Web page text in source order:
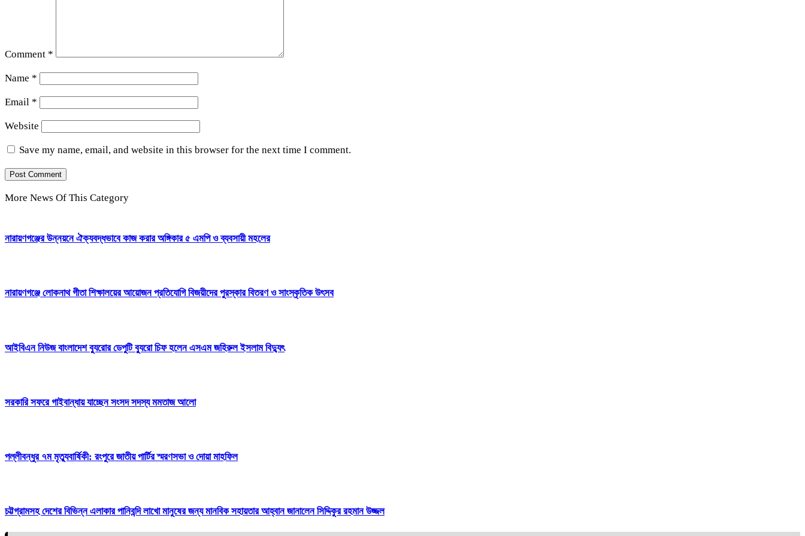
Comment *
Name *
Email *
Website
Save my name, email, and website in this browser for the next time I comment.
More News Of This Category
নারায়ণগঞ্জের উন্নয়নে ঐক্যবদ্ধভাবে কাজ করার অঙ্গিকার ৫ এমপি ও ব্যবসায়ী মহলের
নারায়ণগঞ্জে লোকনাথ গীতা শিক্ষালয়ের আয়োজন প্রতিযোগি বিজয়ীদের পুরস্কার বিতরণ ও সাংস্কৃতিক উৎসব
আইবিএন নিউজ বাংলাদেশ ব্যুরোর ডেপুটি ব্যুরো চিফ হলেন এসএম জহিরুল ইসলাম বিদ্যুৎ
সরকারি সফরে গাইবান্ধায় যাচ্ছেন সংসদ সদস্য মমতাজ আলো
পল্লীবন্ধুর ৭ম মৃত্যুবার্ষিকী: রংপুরে জাতীয় পার্টির স্মরণসভা ও দোয়া মাহফিল
চট্টগ্রামসহ দেশের বিভিন্ন এলাকার পানিবন্দি লাখো মানুষের জন্য মানবিক সহায়তার আহ্বান জানালেন সিদ্দিকুর রহমান উজ্জল